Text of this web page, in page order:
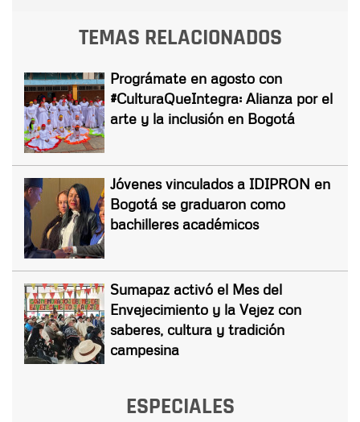
TEMAS RELACIONADOS
Prográmate en agosto con
#CulturaQueIntegra: Alianza por el
arte y la inclusión en Bogotá
Jóvenes vinculados a IDIPRON en
Bogotá se graduaron como
bachilleres académicos
Sumapaz activó el Mes del
Envejecimiento y la Vejez con
saberes, cultura y tradición
campesina
ESPECIALES